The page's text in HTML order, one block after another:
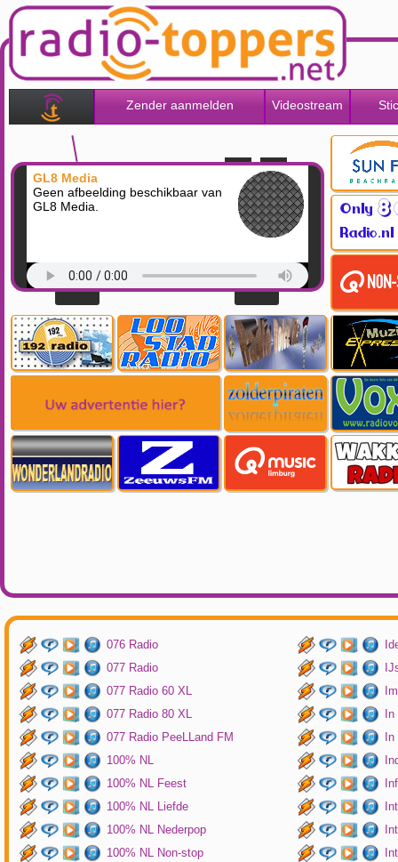
Zender aanmelden Videostream
GL8 Media
Geen afbeelding beschikbaar van
GL8 Media.
076 Radio
077 Radio
077 Radio 60 XL
077 Radio 80 XL
077 Radio PeeLLand FM
100% NL
100% NL Feest
100% NL Liefde
100% NL Nederpop
100% NL Non-stop